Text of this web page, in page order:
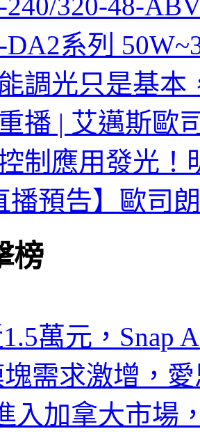
320-48-
系列
能調光只是基本
播 | 艾邁斯歐
制應用發光！
播預告】歐司
榜
萬元，Snap
需求激增，
入加拿大市場